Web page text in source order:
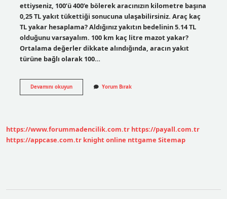
ettiyseniz, 100’ü 400’e bölerek aracınızın kilometre başına
0,25 TL yakıt tükettiği sonucuna ulaşabilirsiniz. Araç kaç
TL yakar hesaplama? Aldığınız yakıtın bedelinin 5.14 TL
olduğunu varsayalım. 100 km kaç litre mazot yakar?
Ortalama değerler dikkate alındığında, aracın yakıt
türüne bağlı olarak 100…
Devamını okuyunKilometrede
Ne
Yorum Bırak
https://www.forummadencilik.com.tr https://payall.com.tr
https://appcase.com.tr knight online nttgame Sitemap